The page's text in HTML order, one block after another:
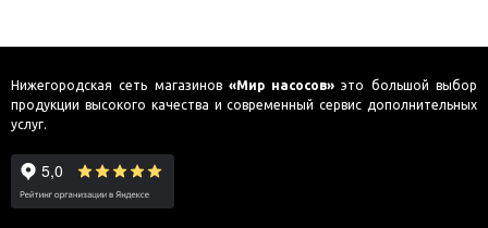
Нижегородская сеть магазинов «Мир насосов» это большой выбор
продукции высокого качества и современный сервис дополнительных
услуг.